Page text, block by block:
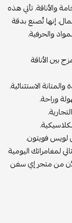
والأناقة. تأتي هذه
إنها تُصنع بدقة
والحرفية.
بين الأناقة
الاستثنائية.
وراحة.
لويس فويتون.
لمغامراتك اليومية
من متجر إي سفن